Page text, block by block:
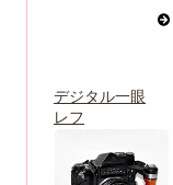
デジタル一眼
レフ